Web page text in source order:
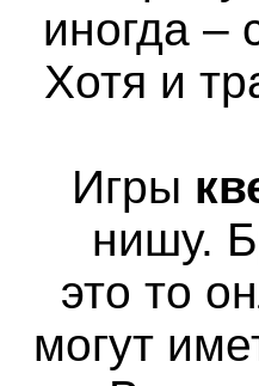
иногда –
Хотя и
Игры
нишу.
это то
могут